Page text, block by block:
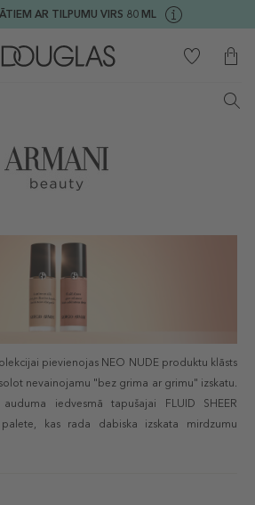
AR TILPUMU VIRS 80 ML
pievienojas NEO NUDE produktu klāsts
nevainojamu "bez grima ar grimu" izskatu.
iedvesmā tapušajai FLUID SHEER
kas rada dabiska izskata mirdzumu